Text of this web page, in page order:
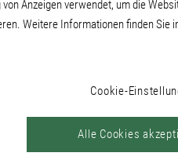
SP 1195
stoßfesten
und Boden.
Anzeigen verwendet, um die
Weitere Informationen finden Sie
Cookie-
Alle Cookies